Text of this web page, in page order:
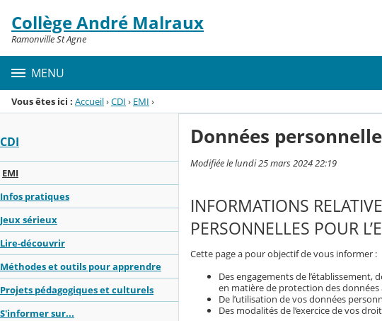
Menu de la rubrique
Contenu
Collège André Malraux
Ramonville St Agne
MENU
Vous êtes ici : Accueil›CDI › EMI ›
CDI
EMI
Infos pratiques
Jeux sérieux
Lire-découvrir
Méthodes et outils pour apprendre
Projets pédagogiques et culturels
S'informer sur...
Données
Modifiée le lundi 25 mars 2024 22:19
INFORMATIONS
PERSONNELLES POUR
Cette page a pour objectif de vous informer :
Des engagements de l’établissement,
en matière de protection des données
De l’utilisation de vos données
Des modalités de l’exercice de vos